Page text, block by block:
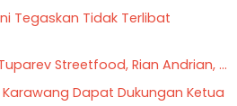
Tegaskan Tidak Terlibat
Streetfood, Rian Andrian, ...
Karawang Dapat Dukungan Ketua